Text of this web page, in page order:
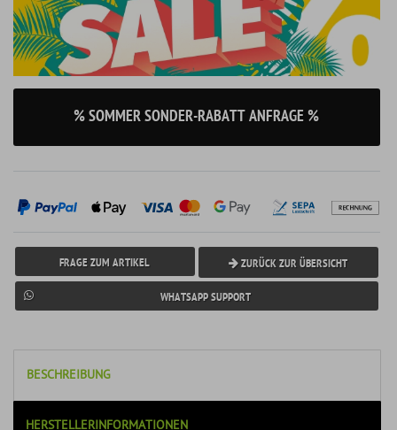
% SOMMER SONDER-RABATT ANFRAGE %
FRAGE ZUM ARTIKEL ZURÜCK ZUR ÜBERSICHT
WHATSAPP SUPPORT
BESCHREIBUNG
HERSTELLERINFORMATIONEN